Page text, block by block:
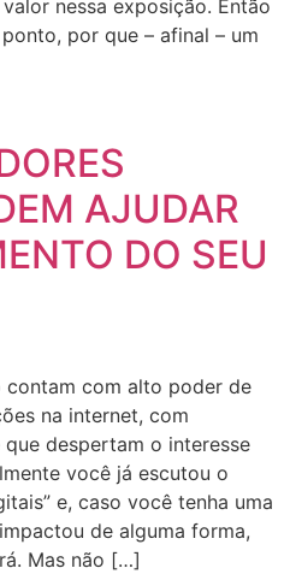
nessa exposição. Então
por que – afinal – um
AJUDAR
DO SEU
contam com alto poder de
na internet, com
despertam o interesse
você já escutou o
e, caso você tenha uma
de alguma forma,
Mas não […]